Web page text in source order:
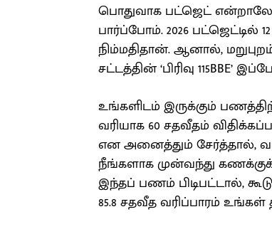
பொதுவாக பட்ஜெட் என்றாலே
பார்ப்போம். 2026 பட்ஜெட்டில்
நிம்மதிதான். ஆனால்,
சட்டத்தின் ‘பிரிவு 115BBE’
உங்களிடம் இருக்கும்
வரியாக 60 சதவீதம்
என அனைத்தும் சேர்த்தால், வரி
நீங்களாக முன்வந்து
இந்தப் பணம் பிடிபட்டால்,
85.8 சதவீத வரிப்பாரம்